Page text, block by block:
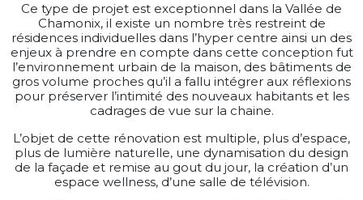
Ce type de projet est exceptionnel dans la Vallée de
Chamonix, il existe un nombre très restreint de
résidences individuelles dans l’hyper centre ainsi un des
enjeux à prendre en compte dans cette conception fut
l’environnement urbain de la maison, des bâtiments de
gros volume proches qu’il a fallu intégrer aux réflexions
pour préserver l’intimité des nouveaux habitants et les
cadrages de vue sur la chaine.
L’objet de cette rénovation est multiple, plus d’espace,
plus de lumière naturelle, une dynamisation du design
de la façade et remise au gout du jour, la création d’un
espace wellness, d’une salle de télévision.